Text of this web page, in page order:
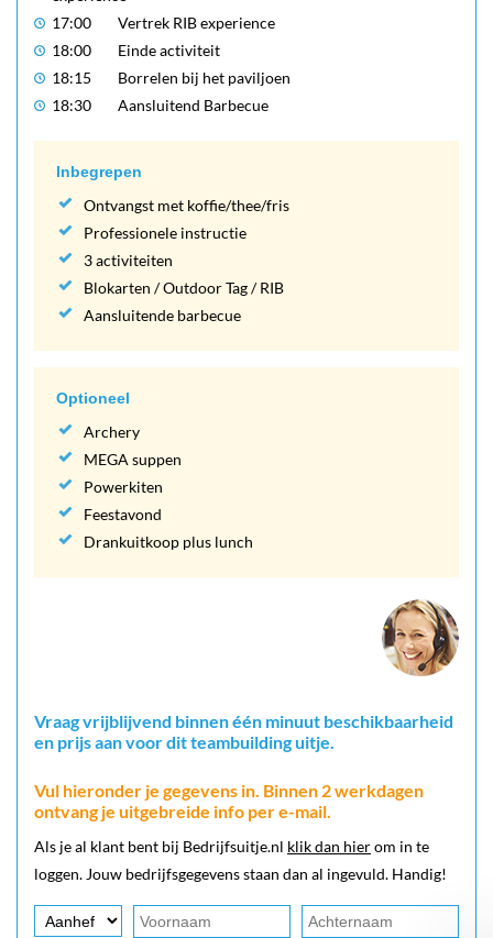
17:00
Vertrek RIB experience
18:00
Einde activiteit
18:15
Borrelen bij het paviljoen
18:30
Aansluitend Barbecue
Inbegrepen
Ontvangst met koffie/thee/fris
Professionele instructie
3 activiteiten
Blokarten / Outdoor Tag / RIB
Aansluitende barbecue
Optioneel
Archery
MEGA suppen
Powerkiten
Feestavond
Drankuitkoop plus lunch
Vraag vrijblijvend binnen één minuut beschikbaarheid
en prijs aan voor dit teambuilding uitje.
Vul hieronder je gegevens in. Binnen 2 werkdagen
ontvang je uitgebreide info per e-mail.
Als je al klant bent bij Bedrijfsuitje.nl klik dan hierom in te
loggen. Jouw bedrijfsgegevens staan dan al ingevuld. Handig!